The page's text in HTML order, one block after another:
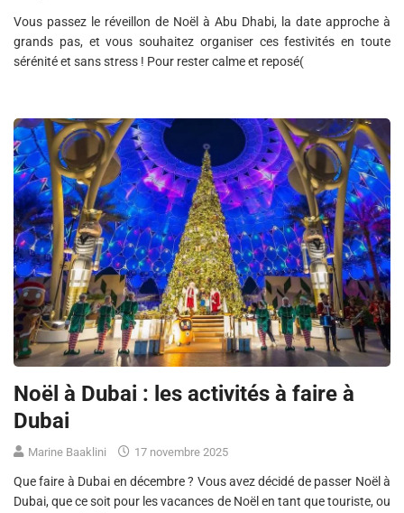
Vous passez le réveillon de Noël à Abu Dhabi, la date approche à
grands pas, et vous souhaitez organiser ces festivités en toute
sérénité et sans stress ! Pour rester calme et reposé(
Noël à Dubai : les activités à faire à
Dubai
Marine Baaklini 17 novembre 2025
Que faire à Dubai en décembre ? Vous avez décidé de passer Noël à
Dubai, que ce soit pour les vacances de Noël en tant que touriste, ou